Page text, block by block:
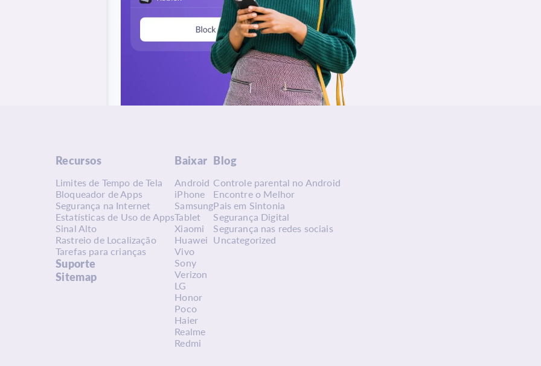
Recursos
Limites de Tempo de Tela
Bloqueador de Apps
Segurança na Internet
Estatísticas de Uso de Apps
Sinal Alto
Rastreio de Localização
Tarefas para crianças
Suporte
Sitemap
Baixar
Android
iPhone
Samsung
Tablet
Xiaomi
Huawei
Vivo
Sony
Verizon
LG
Honor
Poco
Haier
Realme
Redmi
Blog
Controle parental no Android
Encontre o Melhor
Pais em Sintonia
Segurança Digital
Segurança nas redes sociais
Uncategorized